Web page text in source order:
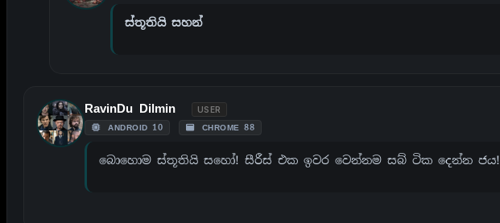
ස්තූතියි සහන්
RavinDu Dilmin USER
ANDROID 10 CHROME 88
බොහොම ස්තූතියි සහෝ! සීරීස් එක ඉවර වෙන්නම සබ් ටික දෙන්න ජය!